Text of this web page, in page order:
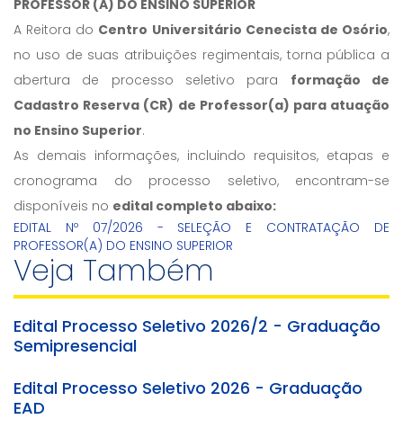
PROFESSOR (A) DO ENSINO SUPERIOR
A Reitora do Centro Universitário Cenecista de Osório,
no uso de suas atribuições regimentais, torna pública a
abertura de processo seletivo para formação de
Cadastro Reserva (CR) de Professor(a) para atuação
no Ensino Superior.
As demais informações, incluindo requisitos, etapas e
cronograma do processo seletivo, encontram-se
disponíveis no edital completo abaixo:
EDITAL Nº 07/2026 - SELEÇÃO E CONTRATAÇÃO DE
PROFESSOR(A) DO ENSINO SUPERIOR
Veja Também
Edital Processo Seletivo 2026/2 - Graduação
Semipresencial
Edital Processo Seletivo 2026 - Graduação
EAD